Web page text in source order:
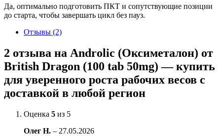
Да, оптимально подготовить ПКТ и сопутствующие позиции
до старта, чтобы завершать цикл без пауз.
Отзывы (2)
2 отзыва на Androlic (Оксиметалон) от
British Dragon (100 tab 50mg) — купить
для уверенного роста рабочих весов с
доставкой в любой регион
Оценка 5 из 5
Олег Н. – 27.05.2026